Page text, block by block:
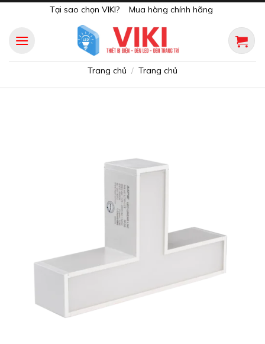
content
Tại sao chọn VIKI? Mua hàng chính hãng
Trang chủ / Trang chủ